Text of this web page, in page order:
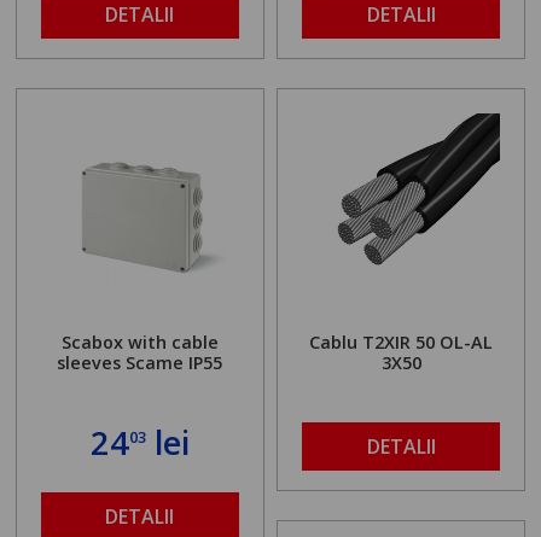
DETALII DETALII
Scabox with cable
sleeves Scame IP55
2403lei
DETALII
Cablu T2XIR 50 OL-AL
3X50
DETALII